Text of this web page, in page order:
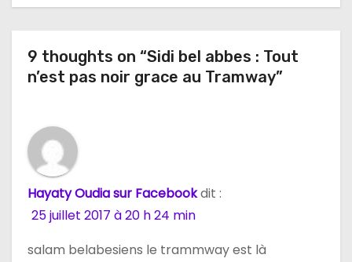
n
d
e
9 thoughts on “Sidi bel abbes : Tout
n’est pas noir grace au Tramway”
Hayaty Oudia sur Facebookdit :
25 juillet 2017 à 20 h 24 min
salam belabesiens le trammway est là